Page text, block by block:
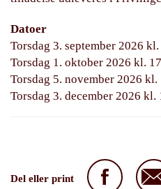
Datoer
Torsdag 3. september 2026
Torsdag 1. oktober 2026 kl.
Torsdag 5. november 2026
Torsdag 3. december 2026 kl.
Del eller print